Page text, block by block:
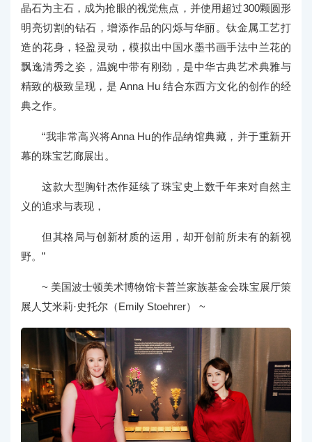
晶石为主石，成为抢眼的视觉焦点，并使用超过300颗圆形
明亮切割的钻石，增添作品的闪烁与华丽。钛金属工艺打
造的花身，轻盈灵动，模拟出中国水墨书画手法中兰花的
飘逸清秀之姿，温婉中带有刚劲，是中华古典艺术典雅与
精致的极致呈现，是 Anna Hu 结合东西方文化的创作的经
典之作。
“我非常高兴将Anna Hu的作品纳馆典藏，并于重新开
幕的珠宝艺廊展出。
这款大型胸针杰作延续了珠宝史上数千年来对自然主
义的追求与表现，
但其格局与创新材质的运用，却开创前所未有的新视
野。”
~ 美国波士顿美术博物馆卡普兰家族基金会珠宝展厅策
展人艾米莉·史托尔（Emily Stoehrer） ~